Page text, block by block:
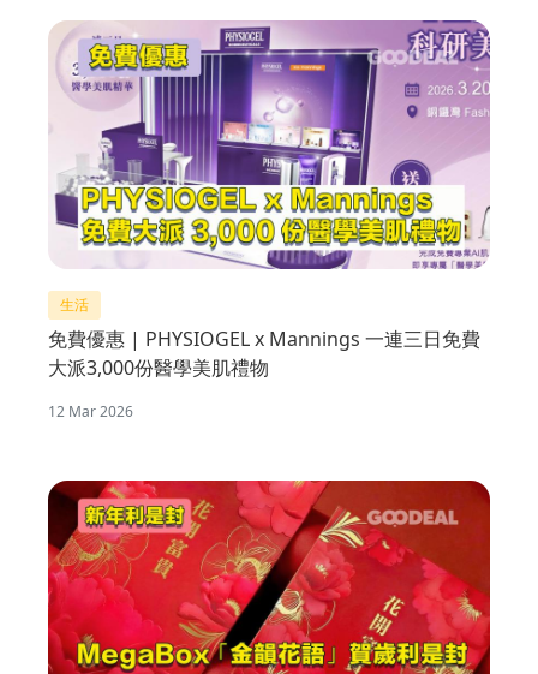
生活
免費優惠 | PHYSIOGEL x Mannings 一連三日免費
大派3,000份醫學美肌禮物
12 Mar 2026